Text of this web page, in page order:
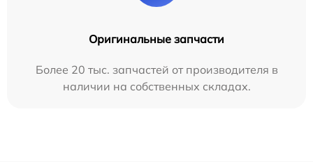
Оригинальные запчасти
Более 20 тыс. запчастей от производителя в
наличии на собственных складах.